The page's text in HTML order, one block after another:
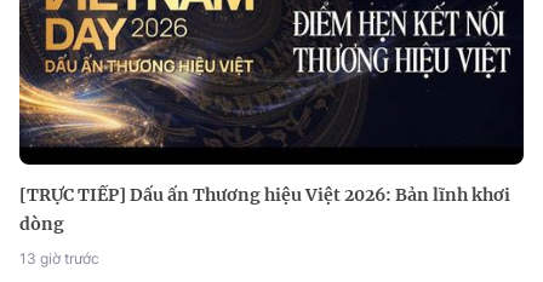
[TRỰC TIẾP] Dấu ấn Thương hiệu Việt 2026: Bản lĩnh khơi
dòng
13 giờ trước